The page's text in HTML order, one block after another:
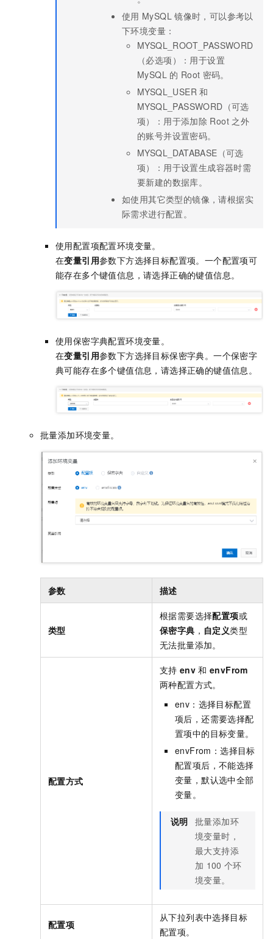
使用 MySQL 镜像时，可以参考以
下环境变量：
MYSQL_ROOT_PASSWORD
（必选项）：用于设置
MySQL 的 Root 密码。
MYSQL_USER 和
MYSQL_PASSWORD（可选
项）：用于添加除 Root 之外
的账号并设置密码。
MYSQL_DATABASE（可选
项）：用于设置生成容器时需
要新建的数据库。
如使用其它类型的镜像，请根据实
际需求进行配置。
使用配置项配置环境变量。
在变量引用参数下方选择目标配置项。一个配置项可
能存在多个键值信息，请选择正确的键值信息。
使用保密字典配置环境变量。
在变量引用参数下方选择目标保密字典。一个保密字
典可能存在多个键值信息，请选择正确的键值信息。
批量添加环境变量。
参数 描述
类型
根据需要选择配置项或
保密字典 ， 自定义类型
无法批量添加。
配置方式
支持 env 和 envFrom
两种配置方式。
env：选择目标配置
项后，还需要选择配
置项中的目标变量。
envFrom：选择目标
配置项后，不能选择
变量，默认选中全部
变量。
说明 批量添加环
境变量时，
最大支持添
加 100 个环
境变量。
配置项
从下拉列表中选择目标
配置项。